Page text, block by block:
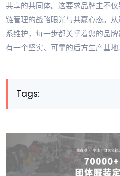
共享的共同体。这要求品牌主不
链管理的战略眼光与共赢心态。
系维护，每一步都关乎着您的品
有一个坚实、可靠的后方生产基地
Tags: